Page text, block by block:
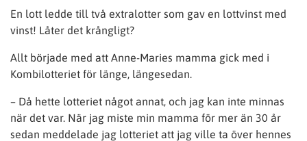
En lott ledde till två extralotter som gav en lottvinst med
vinst! Låter det krångligt?
Allt började med att Anne-Maries mamma gick med i
Kombilotteriet för länge, längesedan.
– Då hette lotteriet något annat, och jag kan inte minnas
när det var. När jag miste min mamma för mer än 30 år
sedan meddelade jag lotteriet att jag ville ta över hennes